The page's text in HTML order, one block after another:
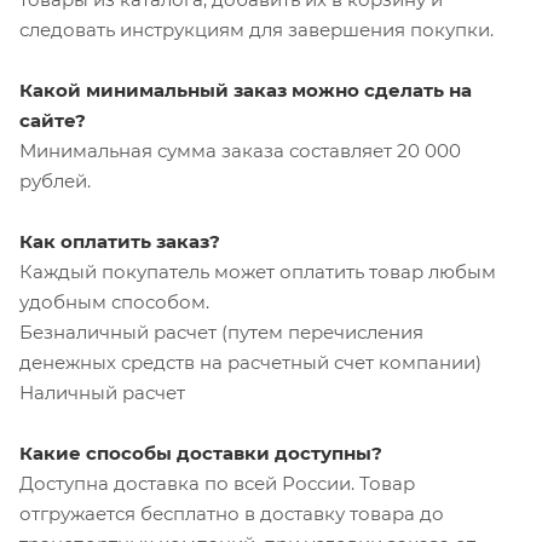
следовать инструкциям для завершения покупки.
Какой минимальный заказ можно сделать на
сайте?
Минимальная сумма заказа составляет 20 000
рублей.
Как оплатить заказ?
Каждый покупатель может оплатить товар любым
удобным способом.
Безналичный расчет (путем перечисления
денежных средств на расчетный счет компании)
Наличный расчет
Какие способы доставки доступны?
Доступна доставка по всей России. Товар
отгружается бесплатно в доставку товара до